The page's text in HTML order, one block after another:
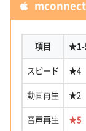
項目 ★1-
スピード ★4
動画再生 ★2
音声再生 ★5